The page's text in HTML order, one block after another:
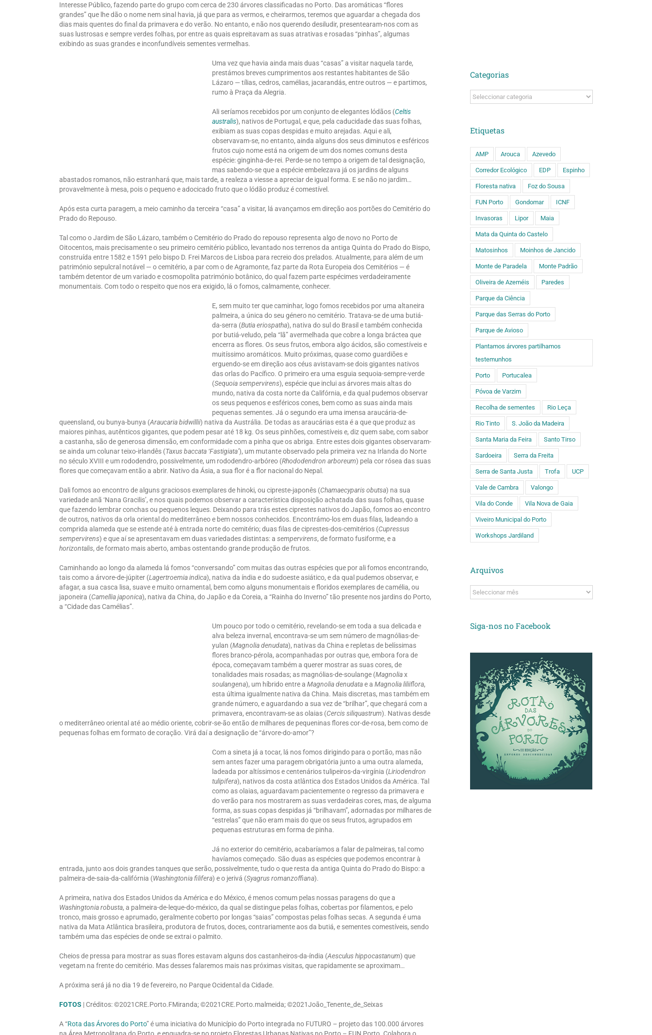
Interesse Público, fazendo parte do grupo com cerca de 230 árvores classificadas no Porto. Das aromáticas “flores
grandes” que lhe dão o nome nem sinal havia, já que para as vermos, e cheirarmos, teremos que aguardar a chegada dos
dias mais quentes do final da primavera e do verão. No entanto, e não nos querendo desiludir, presentearam-nos com as
suas lustrosas e sempre verdes folhas, por entre as quais espreitavam as suas atrativas e rosadas “pinhas”, algumas
exibindo as suas grandes e inconfundíveis sementes vermelhas.
Uma vez que havia ainda mais duas “casas” a visitar naquela tarde,
prestámos breves cumprimentos aos restantes habitantes de São
Lázaro — tílias, cedros, camélias, jacarandás, entre outros — e partimos,
rumo à Praça da Alegria.
Ali seríamos recebidos por um conjunto de elegantes lódãos (Celtis
australis), nativos de Portugal, e que, pela caducidade das suas folhas,
exibiam as suas copas despidas e muito arejadas. Aqui e ali,
observavam-se, no entanto, ainda alguns dos seus diminutos e esféricos
frutos cujo nome está na origem de um dos nomes comuns desta
espécie: ginginha-de-rei. Perde-se no tempo a origem de tal designação,
mas sabendo-se que a espécie embelezava já os jardins de alguns
abastados romanos, não estranhará que, mais tarde, a realeza a viesse a apreciar de igual forma. E se não no jardim…
provavelmente à mesa, pois o pequeno e adocicado fruto que o lódão produz é comestível.
Após esta curta paragem, a meio caminho da terceira “casa” a visitar, lá avançamos em direção aos portões do Cemitério do
Prado do Repouso.
Tal como o Jardim de São Lázaro, também o Cemitério do Prado do repouso representa algo de novo no Porto de
Oitocentos, mais precisamente o seu primeiro cemitério público, levantado nos terrenos da antiga Quinta do Prado do Bispo,
construída entre 1582 e 1591 pelo bispo D. Frei Marcos de Lisboa para recreio dos prelados. Atualmente, para além de um
património sepulcral notável — o cemitério, a par com o de Agramonte, faz parte da Rota Europeia dos Cemitérios — é
também detentor de um variado e cosmopolita património botânico, do qual fazem parte espécimes verdadeiramente
monumentais. Com todo o respeito que nos era exigido, lá o fomos, calmamente, conhecer.
E, sem muito ter que caminhar, logo fomos recebidos por uma altaneira
palmeira, a única do seu género no cemitério. Tratava-se de uma butiá-
da-serra (Butia eriospatha), nativa do sul do Brasil e também conhecida
por butiá-veludo, pela “lã” avermelhada que cobre a longa bráctea que
encerra as flores. Os seus frutos, embora algo ácidos, são comestíveis e
muitíssimo aromáticos. Muito próximas, quase como guardiões e
erguendo-se em direção aos céus avistavam-se dois gigantes nativos
das orlas do Pacífico. O primeiro era uma esguia sequoia-sempre-verde
(Sequoia sempervirens), espécie que inclui as árvores mais altas do
mundo, nativa da costa norte da Califórnia, e da qual pudemos observar
os seus pequenos e esféricos cones, bem como as suas ainda mais
pequenas sementes. Já o segundo era uma imensa araucária-de-
queensland, ou bunya-bunya (Araucaria bidwillii) nativa da Austrália. De todas as araucárias esta é a que que produz as
maiores pinhas, autênticos gigantes, que podem pesar até 18 kg. Os seus pinhões, comestíveis e, diz quem sabe, com sabor
a castanha, são de generosa dimensão, em conformidade com a pinha que os abriga. Entre estes dois gigantes observaram-
se ainda um colunar teixo-irlandês (Taxus baccata ‘Fastigiata’), um mutante observado pela primeira vez na Irlanda do Norte
no século XVIII e um rododendro, possivelmente, um rododendro-arbóreo (Rhododendron arboreum) pela cor rósea das suas
flores que começavam então a abrir. Nativo da Ásia, a sua flor é a flor nacional do Nepal.
Dali fomos ao encontro de alguns graciosos exemplares de hinoki, ou cipreste-japonês (Chamaecyparis obutsa) na sua
variedade anã ‘Nana Gracilis’, e nos quais podemos observar a característica disposição achatada das suas folhas, quase
que fazendo lembrar conchas ou pequenos leques. Deixando para trás estes ciprestes nativos do Japão, fomos ao encontro
de outros, nativos da orla oriental do mediterrâneo e bem nossos conhecidos. Encontrámo-los em duas filas, ladeando a
comprida alameda que se estende até à entrada norte do cemitério; duas filas de ciprestes-dos-cemitérios (Cupressus
sempervirens) e que aí se apresentavam em duas variedades distintas: a sempervirens, de formato fusiforme, e a
horizontalis, de formato mais aberto, ambas ostentando grande produção de frutos.
Caminhando ao longo da alameda lá fomos “conversando” com muitas das outras espécies que por ali fomos encontrando,
tais como a árvore-de-júpiter (Lagertroemia indica), nativa da índia e do sudoeste asiático, e da qual pudemos observar, e
afagar, a sua casca lisa, suave e muito ornamental, bem como alguns monumentais e floridos exemplares de camélia, ou
japoneira (Camellia japonica), nativa da China, do Japão e da Coreia, a “Rainha do Inverno” tão presente nos jardins do Porto,
a “Cidade das Camélias”.
Um pouco por todo o cemitério, revelando-se em toda a sua delicada e
alva beleza invernal, encontrava-se um sem número de magnólias-de-
yulan (Magnolia denudata), nativas da China e repletas de belíssimas
flores branco-pérola, acompanhadas por outras que, embora fora de
época, começavam também a querer mostrar as suas cores, de
tonalidades mais rosadas; as magnólias-de-soulange (Magnoliax
soulangena), um híbrido entre a Magnolia denudatae a Magnolia liliiflora,
esta última igualmente nativa da China. Mais discretas, mas também em
grande número, e aguardando a sua vez de “brilhar”, que chegará com a
primavera, encontravam-se as olaias (Cercis siliquastrum). Nativas desde
o mediterrâneo oriental até ao médio oriente, cobrir-se-ão então de milhares de pequeninas flores cor-de-rosa, bem como de
pequenas folhas em formato de coração. Virá daí a designação de “árvore-do-amor”?
Com a sineta já a tocar, lá nos fomos dirigindo para o portão, mas não
sem antes fazer uma paragem obrigatória junto a uma outra alameda,
ladeada por altíssimos e centenários tulipeiros-da-virgínia (Liriodendron
tulipifera), nativos da costa atlântica dos Estados Unidos da América. Tal
como as olaias, aguardavam pacientemente o regresso da primavera e
do verão para nos mostrarem as suas verdadeiras cores, mas, de alguma
forma, as suas copas despidas já “brilhavam”, adornadas por milhares de
“estrelas” que não eram mais do que os seus frutos, agrupados em
pequenas estruturas em forma de pinha.
Já no exterior do cemitério, acabaríamos a falar de palmeiras, tal como
havíamos começado. São duas as espécies que podemos encontrar à
entrada, junto aos dois grandes tanques que serão, possivelmente, tudo o que resta da antiga Quinta do Prado do Bispo: a
palmeira-de-saia-da-califórnia (Washingtonia filifera) e o jerivá (Syagrus romanzoffiana).
A primeira, nativa dos Estados Unidos da América e do México, é menos comum pelas nossas paragens do que a
Washingtonia robusta, a palmeira-de-leque-do-méxico, da qual se distingue pelas folhas, cobertas por filamentos, e pelo
tronco, mais grosso e aprumado, geralmente coberto por longas “saias” compostas pelas folhas secas. A segunda é uma
nativa da Mata Atlântica brasileira, produtora de frutos, doces, contrariamente aos da butiá, e sementes comestíveis, sendo
também uma das espécies de onde se extrai o palmito.
Cheios de pressa para mostrar as suas flores estavam alguns dos castanheiros-da-índia (Aesculus hippocastanum) que
vegetam na frente do cemitério. Mas desses falaremos mais nas próximas visitas, que rapidamente se aproximam…
A próxima será já no dia 19 de fevereiro, no Parque Ocidental da Cidade.
FOTOS | Créditos: ©2021CRE.Porto.FMiranda; ©2021CRE.Porto.malmeida; ©2021João_Tenente_de_Seixas
A “Rota das Árvores do Porto” é uma iniciativa do Município do Porto integrada no FUTURO – projeto das 100.000 árvores
na Área Metropolitana do Porto, e enquadra-se no projeto Florestas Urbanas Nativas no Porto – FUN Porto. Colabora o
Categorias
Categorias
Etiquetas
AMP Arouca Azevedo
Corredor Ecológico EDP Espinho
Floresta nativa Foz do Sousa
FUN Porto Gondomar ICNF
Invasoras Lipor Maia
Mata da Quinta do Castelo
Matosinhos Moinhos de Jancido
Monte de Paradela Monte Padrão
Oliveira de Azeméis Paredes
Parque da Ciência
Parque das Serras do Porto
Parque de Avioso
Plantamos árvores partilhamos
testemunhos
Porto Portucalea
Póvoa de Varzim
Recolha de sementes Rio Leça
Rio Tinto S. João da Madeira
Santa Maria da Feira Santo Tirso
Sardoeira Serra da Freita
Serra de Santa Justa Trofa UCP
Vale de Cambra Valongo
Vila do Conde Vila Nova de Gaia
Viveiro Municipal do Porto
Workshops Jardiland
Arquivos
Arquivos
Siga-nos no Facebook